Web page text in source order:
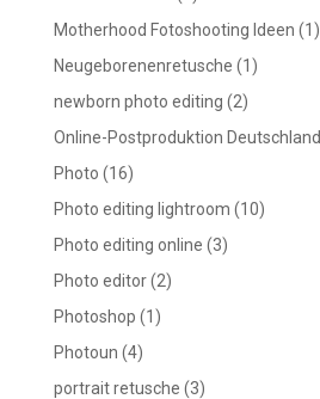
Motherhood Fotoshooting Ideen (1)
Neugeborenenretusche (1)
newborn photo editing (2)
Online-Postproduktion Deutschland
Photo (16)
Photo editing lightroom (10)
Photo editing online (3)
Photo editor(2)
Photoshop (1)
Photoun (4)
portrait retusche (3)